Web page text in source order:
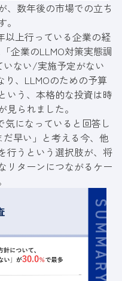
、数年後の市場での立ち
以上行っている企業の経
「企業のLLMO対策実態調
いない/実施予定がない
り、LLMOのための予算
いう、本格的な投資は時
られました。
気になっていると回答し
早い」と考える今、他
行うという選択肢が、将
リターンにつながるケー